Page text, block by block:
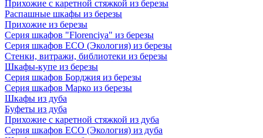
Прихожие с каретной стяжкой из березы
Распашные шкафы из березы
Прихожие из березы
Серия шкафов "Florenciya" из березы
Серия шкафов ECO (Экология) из березы
Стенки, витражи, библиотеки из березы
Шкафы-купе из березы
Серия шкафов Борджия из березы
Серия шкафов Марко из березы
Шкафы из дуба
Буфеты из дуба
Прихожие с каретной стяжкой из дуба
Серия шкафов ECO (Экология) из дуба